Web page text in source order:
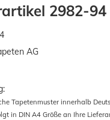
2982-94
AG
Tapetenmuster innerhalb
in DIN A4 Größe an Ihre